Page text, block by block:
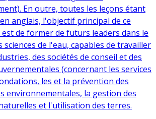
En outre, toutes les leçons étant
anglais, l'objectif principal de ce
de former de futurs leaders dans le
sciences de l'eau, capables de travailler
des sociétés de conseil et des
(concernant les services
les et la prévention des
environnementales, la gestion des
et l'utilisation des terres.